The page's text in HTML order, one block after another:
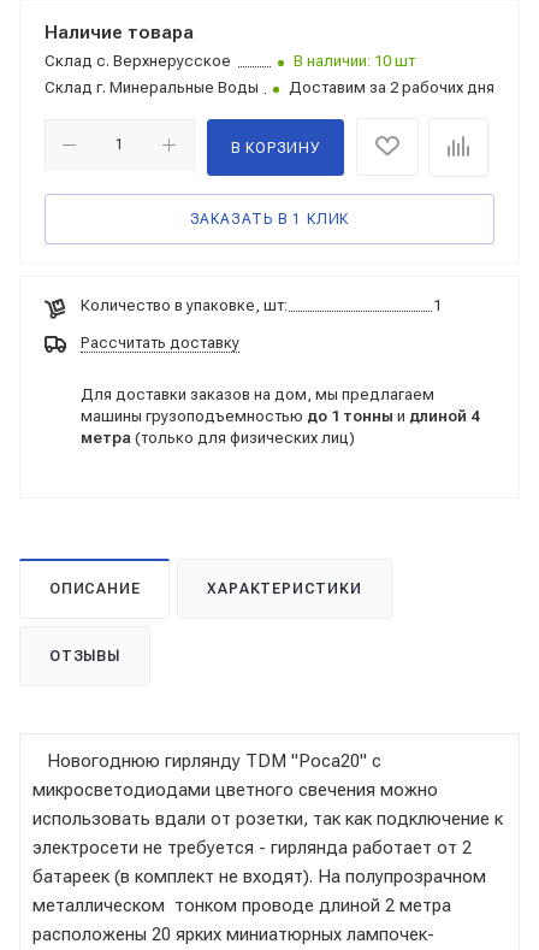
Наличие товара
Склад с. Верхнерусское
В наличии: 10 шт
Склад г. Минеральные Воды Доставим за 2 рабочих дня
В КОРЗИНУ
ЗАКАЗАТЬ В 1 КЛИК
Количество в упаковке, шт: 1
Рассчитать доставку
Для доставки заказов на дом, мы предлагаем
машины грузоподъемностью до 1 тонны и длиной 4
метра (только для физических лиц)
ОПИСАНИЕ ХАРАКТЕРИСТИКИ
ОТЗЫВЫ
Новогоднюю гирлянду TDM "Роса20" с
микросветодиодами цветного свечения можно
использовать вдали от розетки, так как подключение к
электросети не требуется - гирлянда работает от 2
батареек (в комплект не входят). На полупрозрачном
металлическом тонком проводе длиной 2 метра
расположены 20 ярких миниатюрных лампочек-